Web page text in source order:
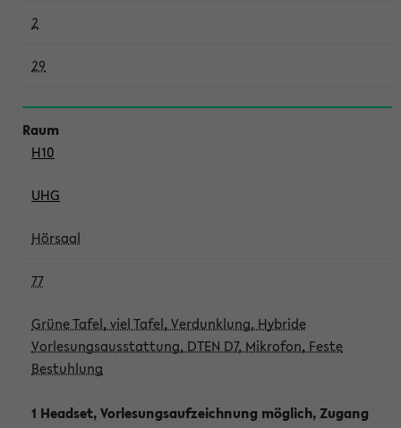
2
29
H10
UHG
Hörsaal
77
Grüne Tafel, viel Tafel, Verdunklung, Hybride
Vorlesungsausstattung, DTEN D7, Mikrofon, Feste
Bestuhlung
1 Headset, Vorlesungsaufzeichnung möglich, Zugang